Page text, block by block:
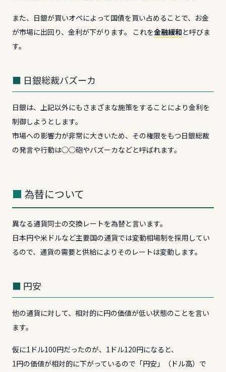
また、日銀が買いオペによって国債を買い占めることで、お金
が市場に出回り、金利が下がります。 これを金融緩和と呼びま
す。
日銀総裁バズーカ
日銀は、上記以外にもさまざまな施策をすることにより金利を
制御しようとします。
市場への影響力が非常に大きいため、その権限をもつ日銀総裁
の発言や行動は◯◯砲やバズーカなどと呼ばれます。
為替について
異なる通貨同士の交換レートを為替と言います。
日本円や米ドルなど主要国の通貨では変動相場制を採用してい
るので、通貨の需要と供給によりそのレートは変動します。
円安
他の通貨に対して、相対的に円の価値が低い状態のことを言い
ます。
仮に1ドル100円だったのが、1ドル120円になると、
1円の価値が相対的に下がっているので「円安」（ドル高）で